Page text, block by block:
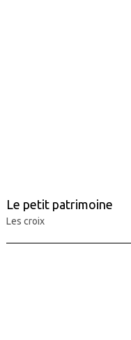
Le petit patrimoine
Les croix